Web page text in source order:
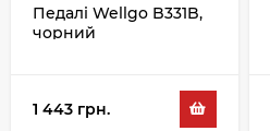
Педалі Wellgo B331B,
чорний
1 443 грн.